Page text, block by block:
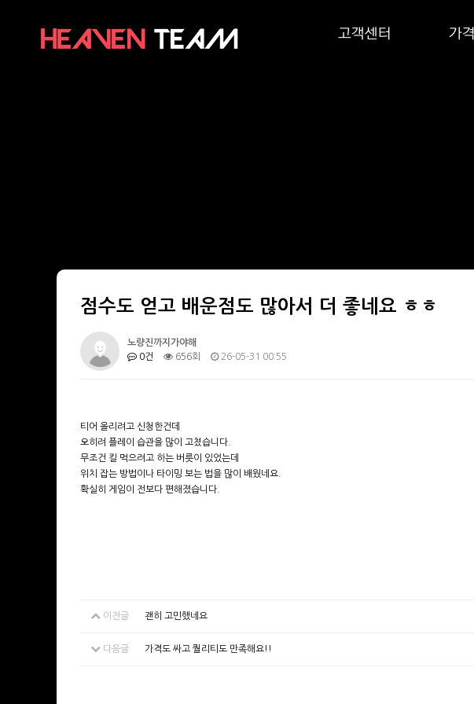
고객센터 가
점수도 얻고 배운점도 많아서 더 좋네요 ㅎㅎ
노량진까지가야해
0건
656회 26-05-31 00:55
티어 올리려고 신청한건데
오히려 플레이 습관을 많이 고쳤습니다.
무조건 킬 먹으려고 하는 버릇이 있었는데
위치 잡는 방법이나 타이밍 보는 법을 많이 배웠네요.
확실히 게임이 전보다 편해졌습니다.
이전글 괜히 고민했네요
다음글 가격도 싸고 퀄리티도 만족해요!!